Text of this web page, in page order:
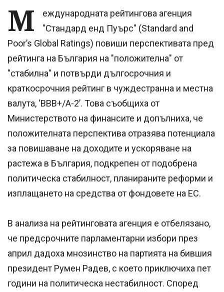
М
еждународната рейтингова агенция
"Стандард енд Пуърс" (Standard and
Poor’s Global Ratings) повиши перспективата пред
рейтинга на България на "положителна" от
"стабилна" и потвърди дългосрочния и
краткосрочния рейтинг в чуждестранна и местна
валута, ‘BBB+/A-2’. Това съобщиха от
Министерството на финансите и допълниха, че
положителната перспектива отразява потенциала
за повишаване на доходите и ускоряване на
растежа в България, подкрепен от подобрена
политическа стабилност, планираните реформи и
изплащането на средства от фондовете на ЕС.
В анализа на рейтинговата агенция е отбелязано,
че предсрочните парламентарни избори през
април дадоха мнозинство на партията на бившия
президент Румен Радев, с което приключиха пет
години на политическа нестабилност. Според